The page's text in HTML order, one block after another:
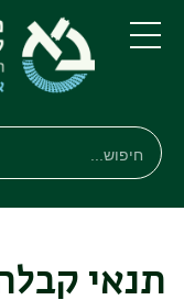
תפריט
חיפוש
חיפוש
תנאי